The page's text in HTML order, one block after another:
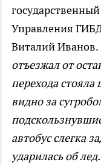
Управления
Виталий Иванов.
отъезжал от
перехода
видно за
автобус слегка
ударилась об